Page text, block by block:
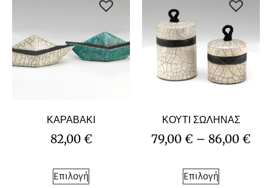
ΚΑΡΑΒΑΚΙ
82,00 €
Επιλογή
ΚΟΥΤΙ ΣΩΛΗΝΑΣ
79,00 € – 86,00 €
Επιλογή